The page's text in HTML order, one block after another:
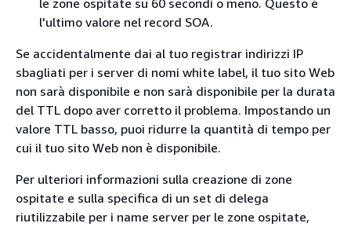
le zone ospitate su 60 secondi o meno. Questo è
l'ultimo valore nel record SOA.
Se accidentalmente dai al tuo registrar indirizzi IP
sbagliati per i server di nomi white label, il tuo sito Web
non sarà disponibile e non sarà disponibile per la durata
del TTL dopo aver corretto il problema. Impostando un
valore TTL basso, puoi ridurre la quantità di tempo per
cui il tuo sito Web non è disponibile.
Per ulteriori informazioni sulla creazione di zone
ospitate e sulla specifica di un set di delega
riutilizzabile per i name server per le zone ospitate,